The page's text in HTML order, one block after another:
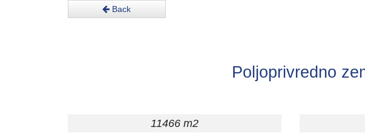
Back
Poljoprivredno
11466 m2